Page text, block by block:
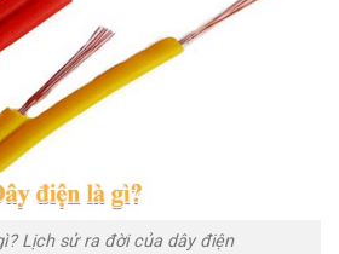
Lịch sử ra đời của dây điện